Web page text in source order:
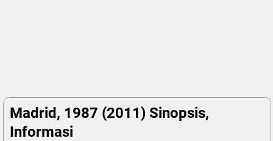
Madrid, 1987 (2011) Sinopsis,
Informasi